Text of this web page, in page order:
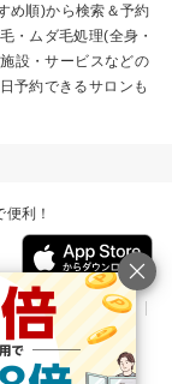
め順)から検索＆予約
・ムダ毛処理(全身・
設・サービスなどの
予約できるサロンも
利！
ス情報
利用規約
覧 アプリ一覧